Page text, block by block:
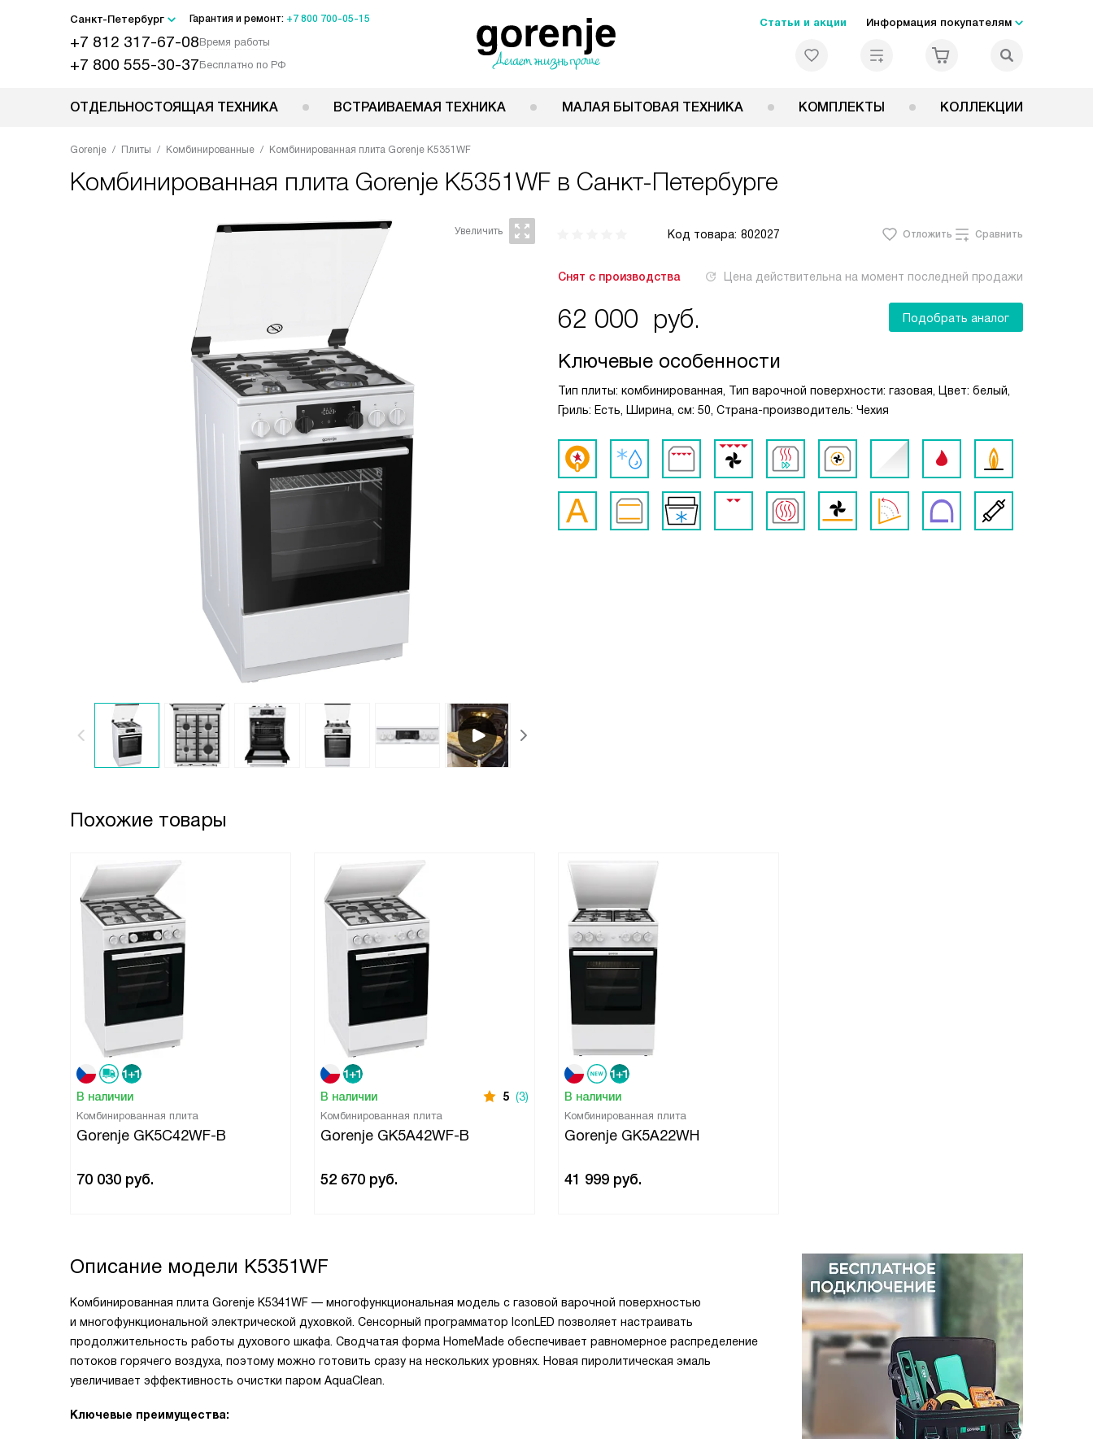
Санкт-Петербург Гарантия и ремонт: +7 800 700-05-15
+7 812 317-67-08Время работы
+7 800 555-30-37Бесплатно по РФ
Статьи и акции Информация покупателям
ОТДЕЛЬНОСТОЯЩАЯ ТЕХНИКА ВСТРАИВАЕМАЯ ТЕХНИКА МАЛАЯ БЫТОВАЯ ТЕХНИКА КОМПЛЕКТЫ КОЛЛЕКЦИИ
Gorenje Плиты Комбинированные Комбинированная плита Gorenje K5351WF
Комбинированная плита Gorenje K5351WF в Санкт-Петербурге
Код товара: 802027 Отложить Сравнить
Снят с производства Цена действительна на момент последней продажи
62 000 руб. Подобрать аналог
Ключевые особенности
Тип плиты: комбинированная, Тип варочной поверхности: газовая, Цвет: белый,
Гриль: Есть, Ширина, см: 50, Страна-производитель: Чехия
Похожие товары
В наличии
Комбинированная плита
Gorenje GK5C42WF-B
70 030 руб.
В наличии 5 (3)
Комбинированная плита
Gorenje GK5A42WF-B
52 670 руб.
В наличии
Комбинированная плита
Gorenje GK5A22WH
41 999 руб.
Описание модели K5351WF
Комбинированная плита Gorenje K5341WF — многофункциональная модель с газовой варочной поверхностью
и многофункциональной электрической духовкой. Сенсорный программатор IconLED позволяет настраивать
продолжительность работы духового шкафа. Сводчатая форма HomeMade обеспечивает равномерное распределение
потоков горячего воздуха, поэтому можно готовить сразу на нескольких уровнях. Новая пиролитическая эмаль
увеличивает эффективность очистки паром AquaClean.
Ключевые преимущества: